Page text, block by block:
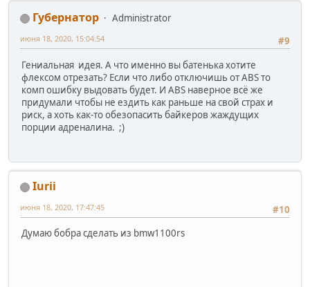
Губернатор
Administrator
#9
июня 18, 2020, 15:04:54
Гениальная идея. А что именно вы батенька хотите
флексом отрезать? Если что либо отключишь от ABS то
комп ошибку выдовать будет. И ABS наверное всё же
придумали чтобы не ездить как раньше на свой страх и
риск, а хоть как-то обезопасить байкеров жаждущих
порции адреналина. ;)
Iurii
#10
июня 18, 2020, 17:47:45
Думаю бобра сделать из bmw1100rs